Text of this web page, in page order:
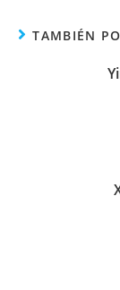
TAMBIÉN